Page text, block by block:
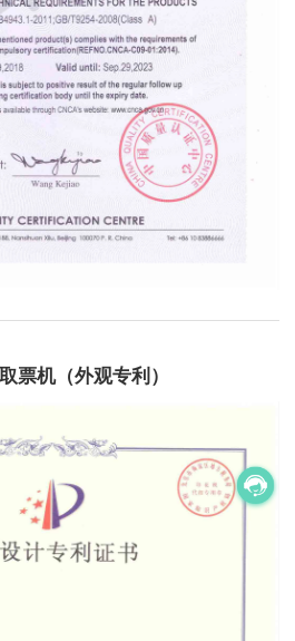
票机（外观专利）